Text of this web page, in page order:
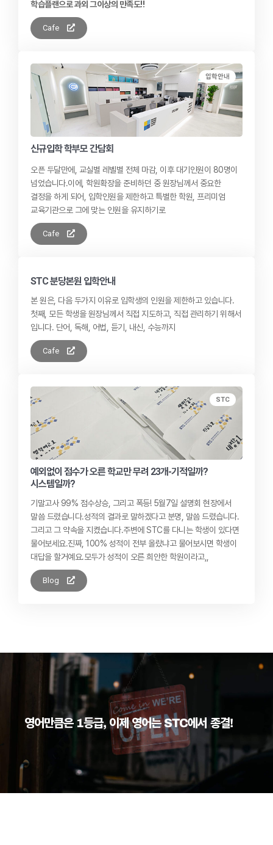
학습플랜으로 과외 그이상의 만족도!!
Cafe
입학안내
신규입학 학부모 간담회
오픈 두달만에, 교실별 레벨별 전체 마감, 이후 대기인원이 80명이
넘었습니다. ​ 이에, 학원확장을 준비하던 중 원장님께서 중요한
결정을 하게 되어, 입학인원을 제한하고 특별한 학원, 프리미엄
교육기관으로 그에 맞는 인원을 유지하기로
Cafe
STC 분당본원 입학안내
본 원은, 다음 두가지 이유로 입학생의 인원을 제한하고 있습니다. ​
첫째, 모든 학생을 원장님께서 직접 지도하고, 직접 관리하기 위해서
입니다. 단어, 독해, 어법, 듣기, 내신, 수능까지
Cafe
STC
예외없이 점수가 오른 학교만 무려 23개-기적일까?
시스템일까?
기말고사 99% 점수상승, 그리고 폭등! 5월7일 설명회 현장에서
말씀 드렸습니다. ​ 성적의 결과로 말하겠다고 분명, 말씀 드렸습니다. ​
그리고 그 약속을 지켰습니다. ​ 주변에 STC를 다니는 학생이 있다면
물어보세요. ​ 진짜, 100% 성적이 전부 올랐냐고 물어보시면 학생이
대답을 할거예요. ​ 모두가 성적이 오른 희안한 학원이라고,,
Blog